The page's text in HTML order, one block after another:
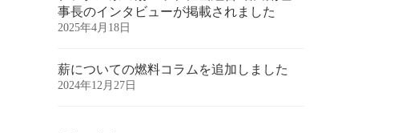
事長のインタビューが掲載されました
2025年4月18日
薪についての燃料コラムを追加しました
2024年12月27日